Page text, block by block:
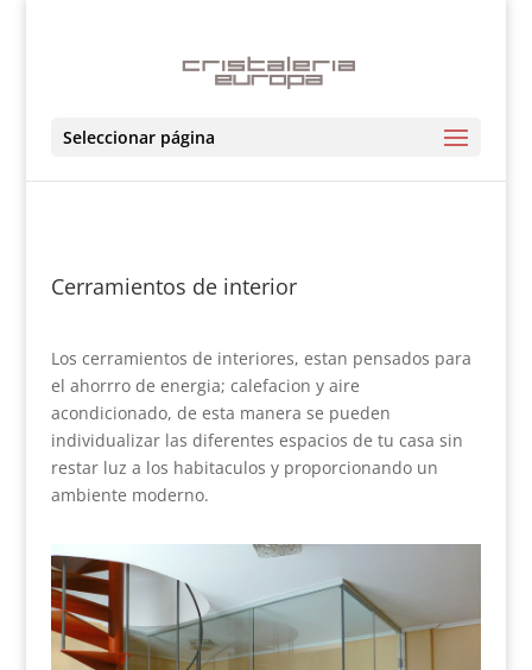
Seleccionar página
Cerramientos de interior
Los cerramientos de interiores, estan pensados para
el ahorrro de energia; calefacion y aire
acondicionado, de esta manera se pueden
individualizar las diferentes espacios de tu casa sin
restar luz a los habitaculos y proporcionando un
ambiente moderno.